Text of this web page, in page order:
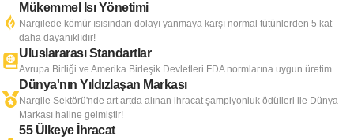
Mükemmel Isı Yönetimi
Nargilede kömür ısısından dolayı yanmaya karşı normal tütünlerden 5 kat
daha dayanıklıdır!
Uluslararası Standartlar
Avrupa Birliği ve Amerika Birleşik Devletleri FDA normlarına uygun üretim.
Dünya'nın Yıldızlaşan Markası
Nargile Sektörü'nde art artda alınan ihracat şampiyonluk ödülleri ile Dünya
Markası haline gelmiştir!
55 Ülkeye İhracat